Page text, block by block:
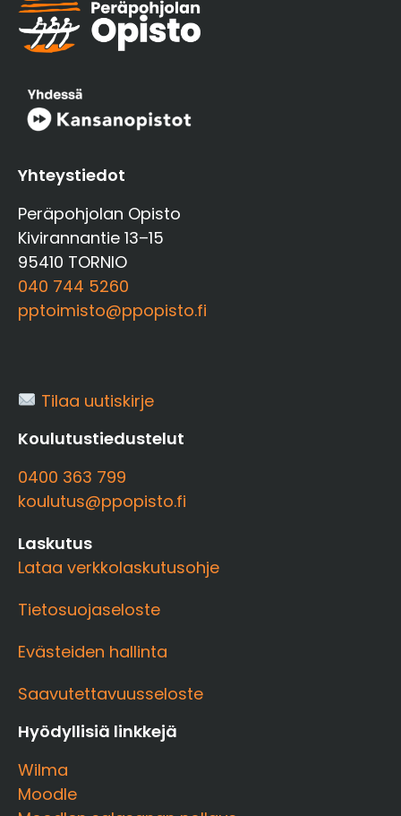
Yhteystiedot
Peräpohjolan Opisto
Kivirannantie 13–15
95410 TORNIO
040 744 5260
pptoimisto@ppopisto.fi
Tilaa uutiskirje
Koulutustiedustelut
0400 363 799
koulutus@ppopisto.fi
Laskutus
Lataa verkkolaskutusohje
Tietosuojaseloste
Evästeiden hallinta
Saavutettavuusseloste
Hyödyllisiä linkkejä
Wilma
Moodle